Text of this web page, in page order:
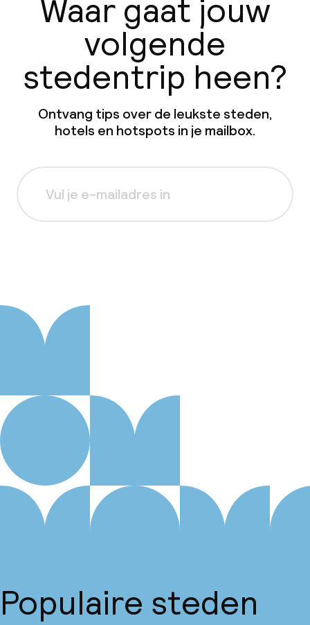
Waar gaat jouw
volgende
stedentrip heen?
Ontvang tips over de leukste steden,
hotels en hotspots in je mailbox.
Populaire steden